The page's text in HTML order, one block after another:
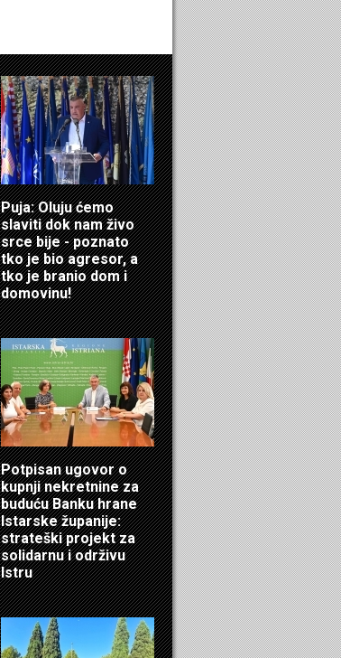
Puja: Oluju ćemo
slaviti dok nam živo
srce bije - poznato
tko je bio agresor, a
tko je branio dom i
domovinu!
Potpisan ugovor o
kupnji nekretnine za
buduću Banku hrane
Istarske županije:
strateški projekt za
solidarnu i održivu
Istru